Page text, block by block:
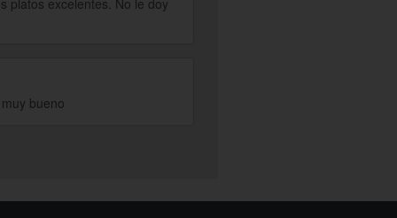
platos excelentes. No le doy
bueno